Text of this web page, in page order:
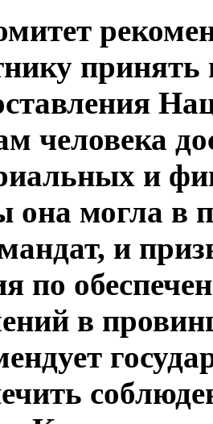
человека
и
она могла в
и
по
в